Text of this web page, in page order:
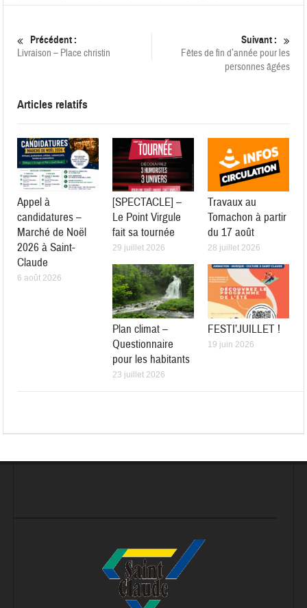
Précédent :
Livraison – Place christin
Suivant :
Fêtes de fin d’année pour les
personnes âgées
Articles relatifs
Appel à
candidatures –
Marché de Noël
2026 à Saint-
Claude
6 août 2026
[SPECTACLE] –
Le Point Virgule
fait sa tournée
29 juillet 2026
Travaux au
Tomachon à partir
du 17 août
28 juillet 2026
Plan climat –
Questionnaire
pour les habitants
23 juillet 2026
FESTI’JUILLET !
19 juin 2026